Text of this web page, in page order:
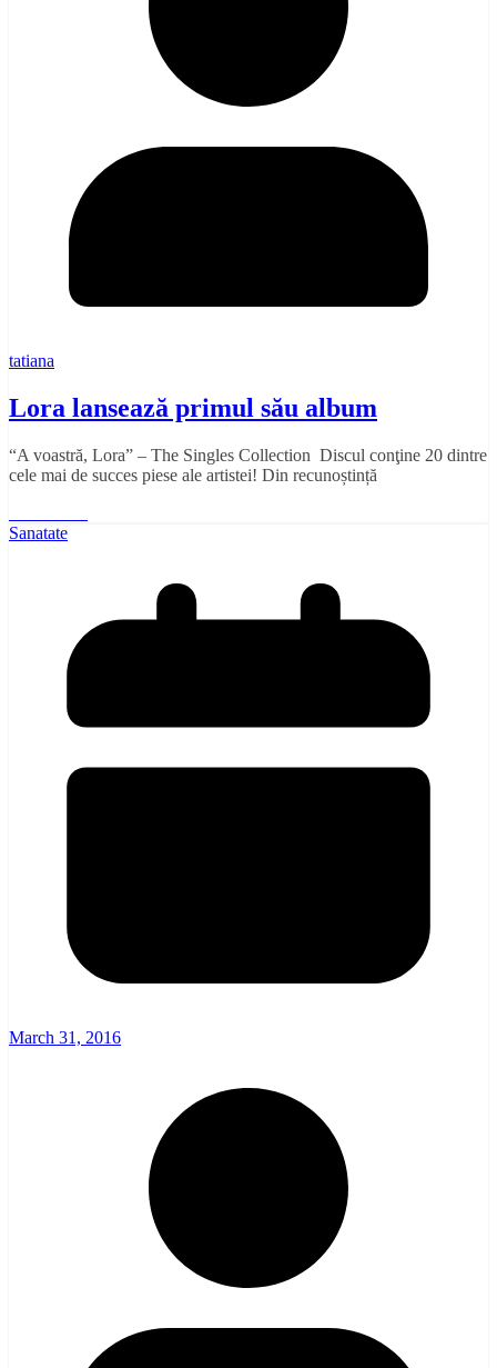
tatiana
Lora lansează primul său album
“A voastră, Lora” – The Singles Collection Discul conţine 20 dintre
cele mai de succes piese ale artistei! Din recunoștință
Sanatate
March 31, 2016